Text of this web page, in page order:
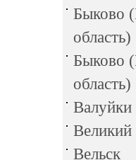
Быково
область)
Быково
область)
Валуйки
Великий
Вельск